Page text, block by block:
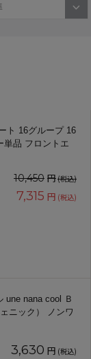
ト 16グループ 16
単品 フロントエ
10,450 円(税込)
7,315 円 (税込)
une nana cool Ｂ
ニック） ノンワ
3,630 円 (税込)